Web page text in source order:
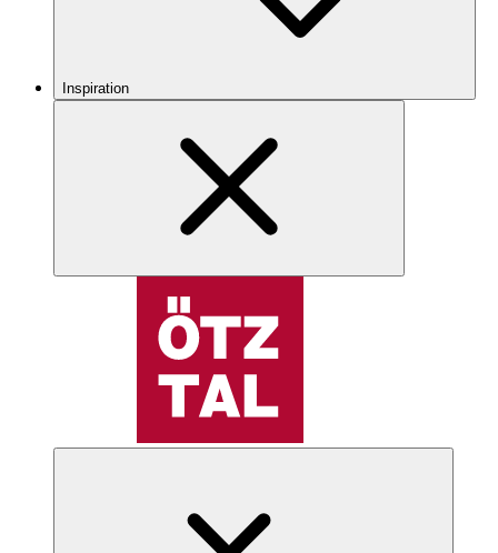
Inspiration